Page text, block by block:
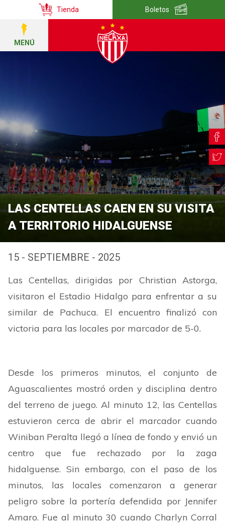
Tienda Boletos
MENÚ
LAS CENTELLAS CAEN EN SU VISITA
A TERRITORIO HIDALGUENSE
15 - SEPTIEMBRE - 2025
Las Centellas, dirigidas por Christian Astorga,
visitaron el Estadio Hidalgo para enfrentar a su
similar de Pachuca. El encuentro finalizó con
victoria para las locales por marcador de 5-0.
Desde los primeros minutos, el conjunto de
Aguascalientes mostró orden y disciplina dentro
del terreno de juego. Al minuto 12, las Centellas
estuvieron cerca de abrir el marcador cuando
Winiban Peralta llegó a línea de fondo y envió un
centro que fue rechazado por la zaga
hidalguense. Sin embargo, con el paso de los
minutos, las locales comenzaron a generar
peligro sobre la portería defendida por Jennifer
Amaro. Fue al minuto 30 cuando Charlyn Corral